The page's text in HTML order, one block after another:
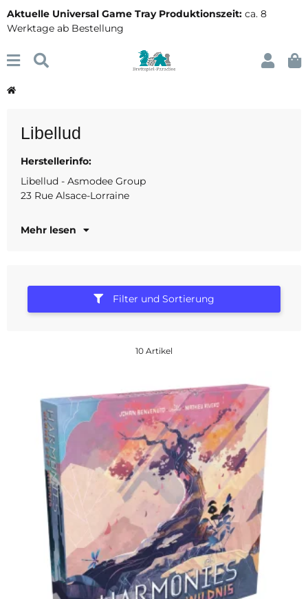
Aktuelle Universal Game Tray Produktionszeit: ca. 8
Werktage ab Bestellung
Libellud
Herstellerinfo:
Libellud - Asmodee Group
23 Rue Alsace-Lorraine
Mehr lesen
Filter und Sortierung
10 Artikel